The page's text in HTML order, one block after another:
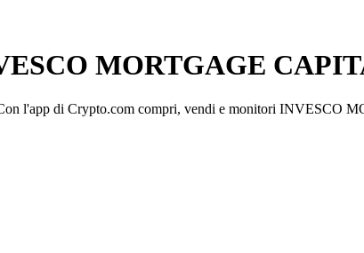
MORTGAGE
l'app di Crypto.com compri, vendi e monitori INVESCO